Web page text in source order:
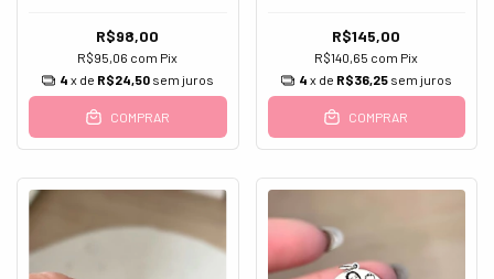
R$98,00
R$95,06 com Pix
4 x de R$24,50 sem juros
COMPRAR
R$145,00
R$140,65 com Pix
4 x de R$36,25 sem juros
COMPRAR